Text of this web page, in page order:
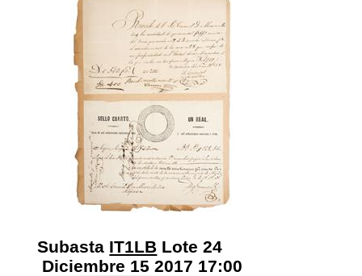
Subasta IT1LB Lote 24
Diciembre 15 2017 17:00